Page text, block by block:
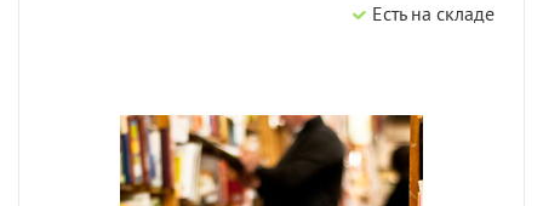
Есть на складе